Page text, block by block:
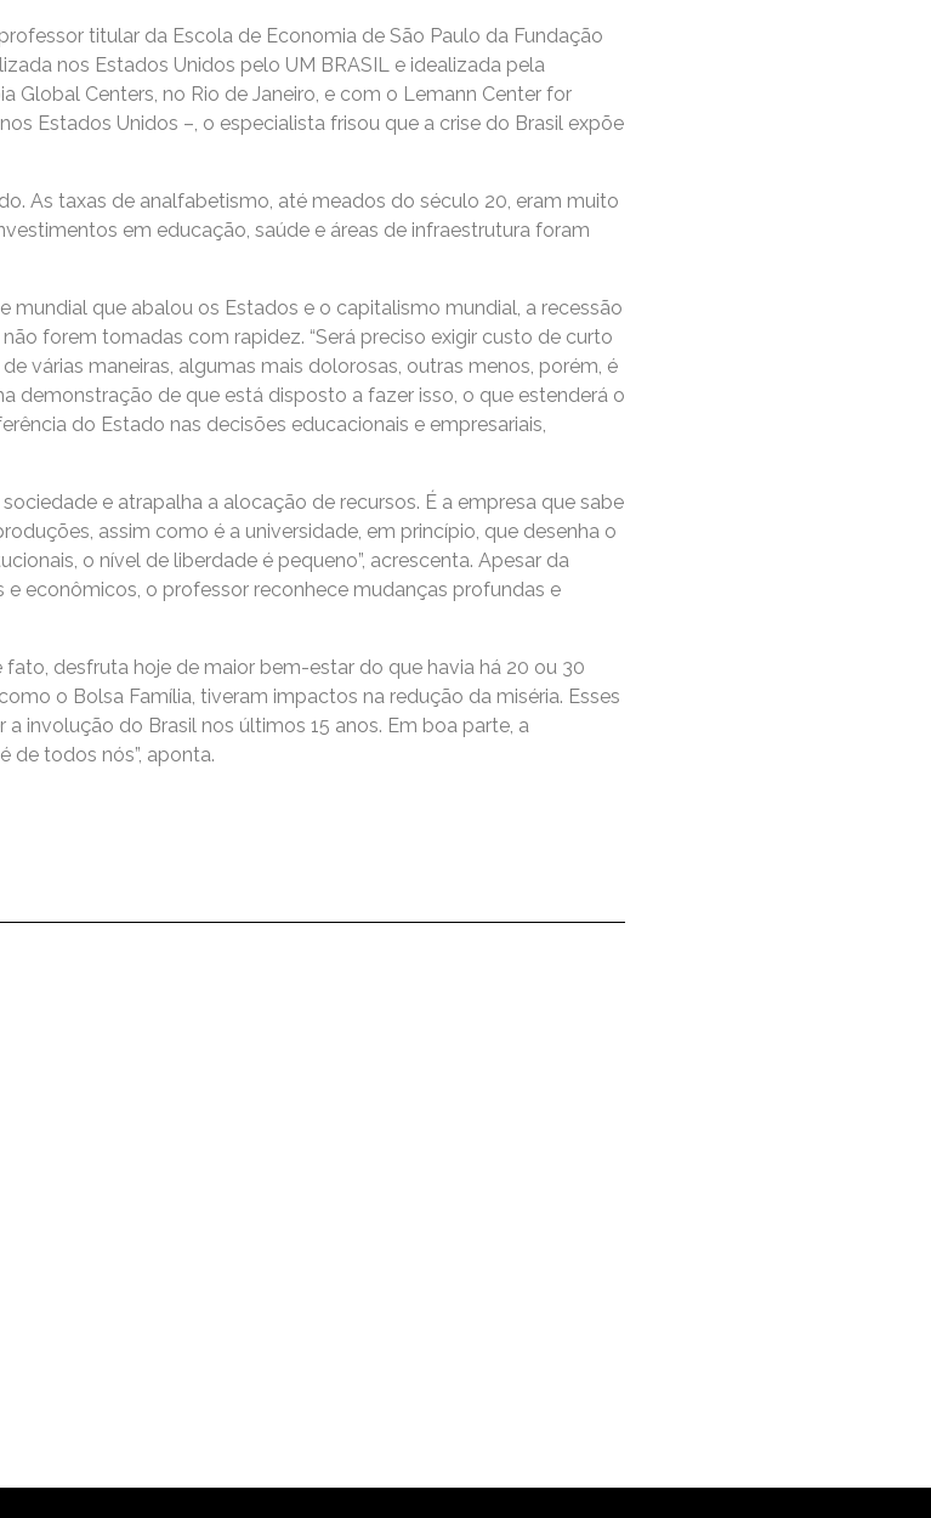
titular da Escola de Economia de São Paulo da Fundação
nos Estados Unidos pelo UM BRASIL e idealizada pela
Global Centers, no Rio de Janeiro, e com o Lemann Center for
Estados Unidos –, o especialista frisou que a crise do Brasil expõe
As taxas de analfabetismo, até meados do século 20, eram muito
em educação, saúde e áreas de infraestrutura foram
mundial que abalou os Estados e o capitalismo mundial, a recessão
forem tomadas com rapidez. “Será preciso exigir custo de curto
várias maneiras, algumas mais dolorosas, outras menos, porém, é
demonstração de que está disposto a fazer isso, o que estenderá o
do Estado nas decisões educacionais e empresariais,
e atrapalha a alocação de recursos. É a empresa que sabe
assim como é a universidade, em princípio, que desenha o
o nível de liberdade é pequeno”, acrescenta. Apesar da
econômicos, o professor reconhece mudanças profundas e
desfruta hoje de maior bem-estar do que havia há 20 ou 30
o Bolsa Família, tiveram impactos na redução da miséria. Esses
involução do Brasil nos últimos 15 anos. Em boa parte, a
de todos nós”, aponta.